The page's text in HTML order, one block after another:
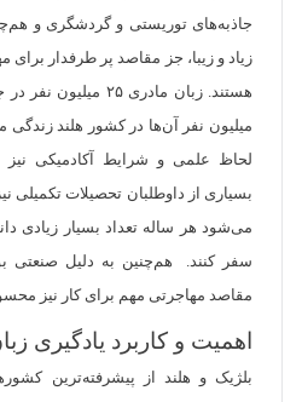
جاذبه‌های توریستی و گردشگری و
زیاد و زیبا، جز مقاصد پر طرفدار
میلیون نفر آن‌ها در کشور هلند زندگی
لحاظ علمی و شرایط آکادمیکی
بسیاری از داوطلبان تحصیلات تکمیلی
می‌شود هر ساله تعداد بسیار زیادی
سفر کنند. هم‌چنین به دلیل صنعتی
مقاصد مهاجرتی مهم برای کار نیز
اهمیت و کاربرد یادگیری
بلژیک و هلند از پیشرفته‌ترین